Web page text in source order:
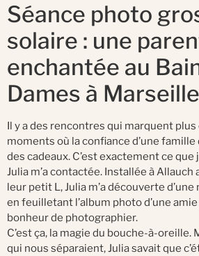
Séance photo
solaire : une
enchantée au
Dames à Marseille
Il y a des rencontres qui marquent plus
moments où la confiance d’une
des cadeaux. C’est exactement ce que
Julia m’a contactée. Installée à Allauch
leur petit L, Julia m’a découverte d’une
en feuilletant l’album photo d’une amie
bonheur de photographier.
C’est ça, la magie du bouche-à-
qui nous séparaient, Julia savait que